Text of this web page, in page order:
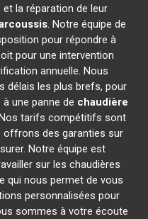
la réparation de leur
. Notre équipe de
pour répondre à
pour une intervention
annuelle. Nous
délais les plus brefs, pour
une panne de chaudière
tarifs compétitifs sont
offrons des garanties sur
Notre équipe est
sur les chaudières
qui nous permet de vous
personnalisées pour
sommes à votre écoute